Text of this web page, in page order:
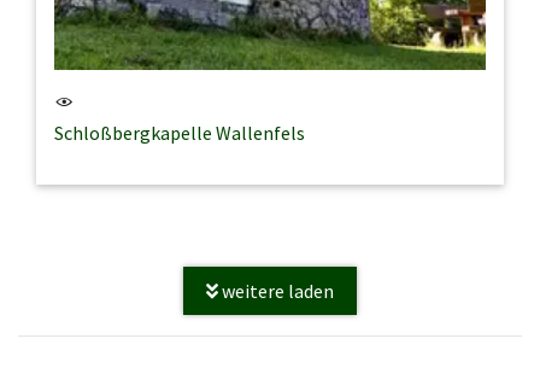
Schloßbergkapelle Wallenfels
weitere laden